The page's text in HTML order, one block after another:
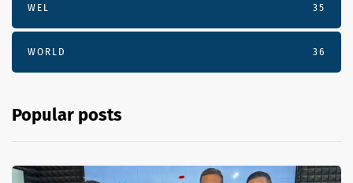
WEL 35
WORLD 36
Popular posts